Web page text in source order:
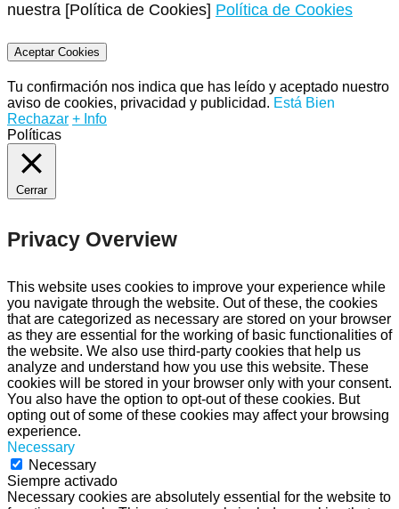
nuestra [Política de Cookies] Política de Cookies
Aceptar Cookies
Tu confirmación nos indica que has leído y aceptado nuestro
aviso de cookies, privacidad y publicidad. Está Bien
Rechazar + Info
Políticas
Cerrar
Privacy Overview
This website uses cookies to improve your experience while
you navigate through the website. Out of these, the cookies
that are categorized as necessary are stored on your browser
as they are essential for the working of basic functionalities of
the website. We also use third-party cookies that help us
analyze and understand how you use this website. These
cookies will be stored in your browser only with your consent.
You also have the option to opt-out of these cookies. But
opting out of some of these cookies may affect your browsing
experience.
Necessary
Necessary
Siempre activado
Necessary cookies are absolutely essential for the website to